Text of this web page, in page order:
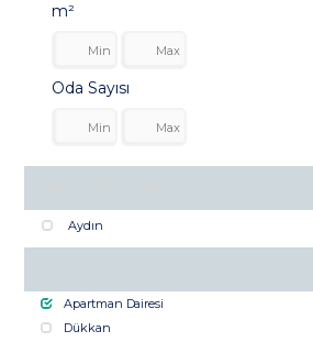
m²
Oda Sayısı
Aydın
Apartman Dairesi
Dükkan